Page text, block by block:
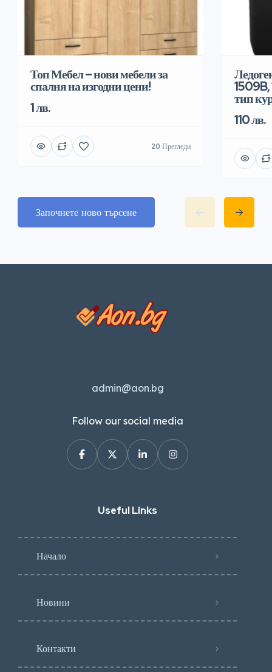
Топ Мебел – нови мебели за
спалня на изгодни цени!
1 лв.
20 Прегледи
1509B,
тип
110 лв.
Започнете ново търсене
admin@aon.bg
Follow our social media
Useful Links
Начало
Новини
Контакти